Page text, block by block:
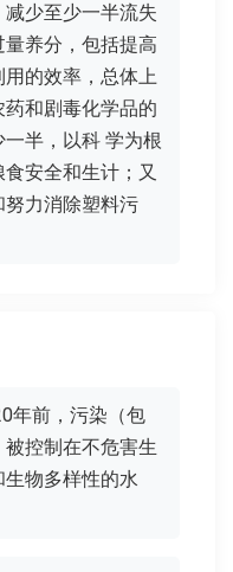
少至少一半流失
养分，包括提高
的效率，总体上
和剧毒化学品的
一半，以科 学为根
安全和生计；又
努力消除塑料污
年前，污染（包
控制在不危害生
物多样性的水